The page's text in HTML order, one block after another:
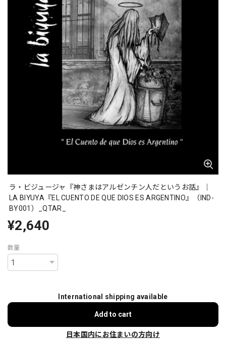
ラ・ビジュージャ『神さまはアルゼンチン人だというお話』｜
LA BIYUYA『EL CUENTO DE QUE DIOS ES ARGENTINO』（IND-
BY001）_QTAR_
¥2,640
数量
International shipping available
Add to cart
日本国内にお住まいの方向け